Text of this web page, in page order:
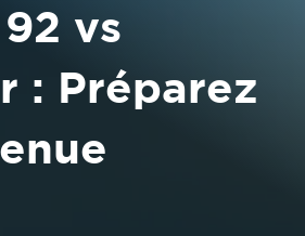
vs
: Préparez